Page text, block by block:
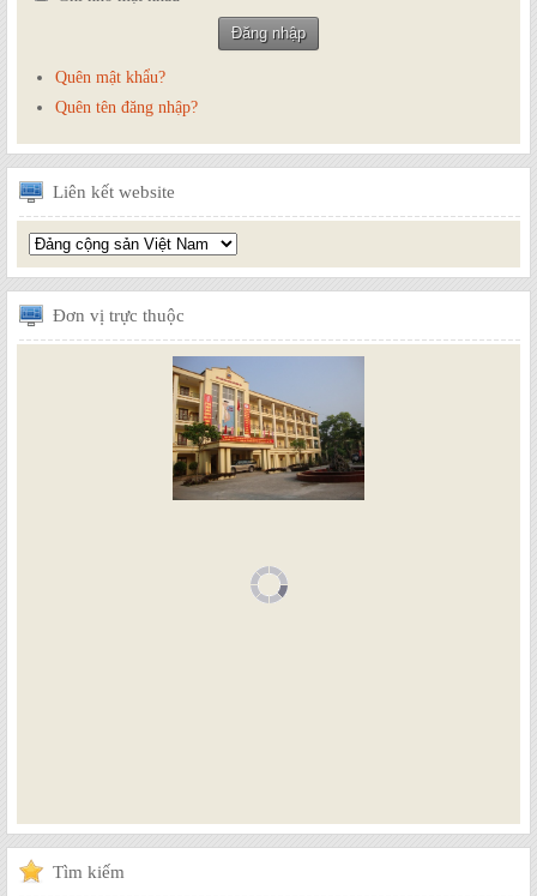
Quên mật khẩu?
Quên tên đăng nhập?
Liên kết website
Đơn vị trực thuộc
Tìm kiếm